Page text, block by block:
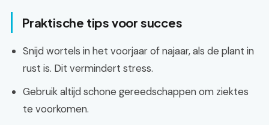
Praktische tips voor succes
Snijd wortels in het voorjaar of najaar, als de plant in
rust is. Dit vermindert stress.
Gebruik altijd schone gereedschappen om ziektes
te voorkomen.